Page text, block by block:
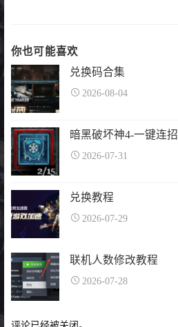
你也可能喜欢
兑换码合集
2026-08-04
暗黑破坏神4-一键连招
2026-07-31
兑换教程
2026-07-29
联机人数修改教程
2026-07-28